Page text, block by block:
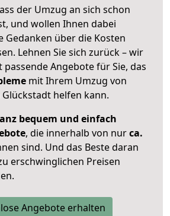
der Umzug an sich schon
und wollen Ihnen dabei
Gedanken über die Kosten
Lehnen Sie sich zurück – wir
Angebote für Sie, das
mit Ihrem Umzug von
helfen kann.
bequem und einfach
, die innerhalb von nurca.
sind. Und das Beste daran
erschwinglichen Preisen
Angebote erhalten